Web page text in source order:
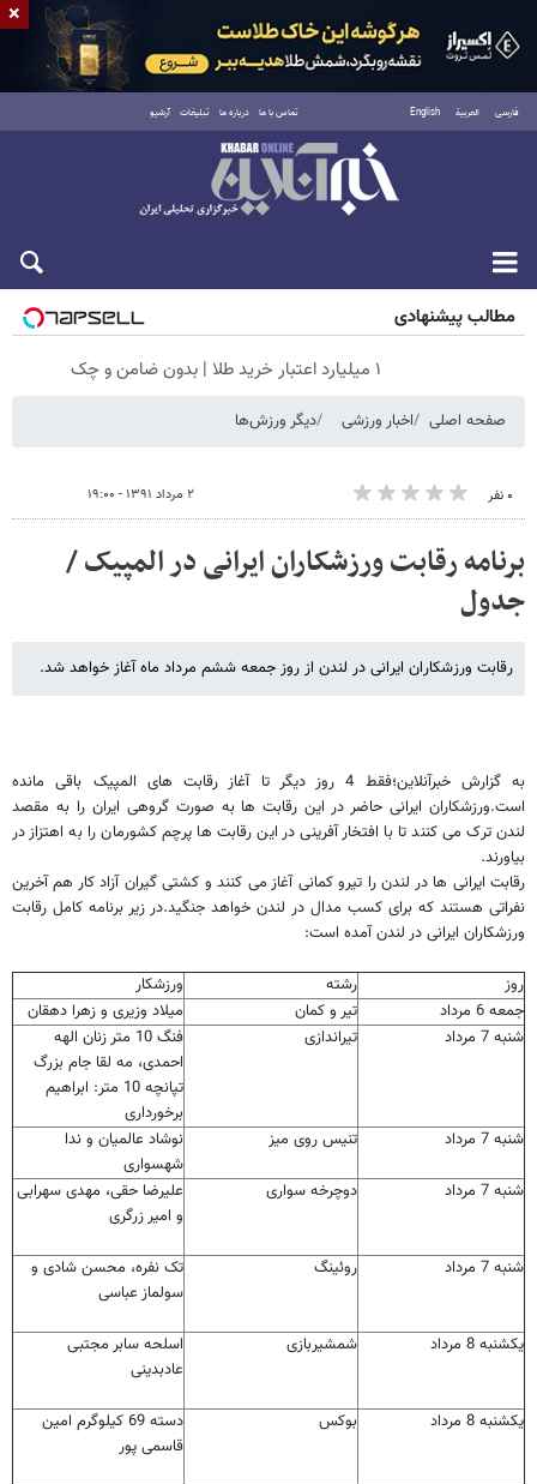
فارسی العربية English تماس با ما درباره ما تبلیغات آرشیو
شنبه ۱۷ مرداد ۱۴۰۵
مطالب پیشنهادی
۱ میلیارد اعتبار خرید طلا | بدون ضامن و چک
صفحه اصلی اخبار ورزشی دیگر ورزش‌ها
۰ نفر ۲ مرداد ۱۳۹۱ - ۱۹:۰۰
برنامه رقابت ورزشکاران ایرانی در المپیک /
جدول
رقابت ورزشکاران ایرانی در لندن از روز جمعه ششم مرداد ماه آغاز خواهد شد.
به گزارش خبرآنلاین؛فقط 4 روز دیگر تا آغاز رقابت های المپیک باقی مانده
است.ورزشکاران ایرانی حاضر در این رقابت ها به صورت گروهی ایران را به مقصد
لندن ترک می کنند تا با افتخار آفرینی در این رقابت ها پرچم کشورمان را به اهتزاز در
بیاورند.
رقابت ایرانی ها در لندن را تیرو کمانی آغاز می کنند و کشتی گیران آزاد کار هم آخرین
نفراتی هستند که برای کسب مدال در لندن خواهد جنگید.در زیر برنامه کامل رقابت
ورزشکاران ایرانی در لندن آمده است:
روز رشته
ورزشکار
جمعه 6 مرداد
تیر و کمان
میلاد وزیری و زهرا دهقان
شنبه 7 مرداد
تیراندازی
فنگ 10 متر زنان الهه
احمدی، مه لقا جام بزرگ
تپانچه 10 متر: ابراهیم
برخورداری
شنبه 7 مرداد
تنیس روی میز
نوشاد عالمیان و ندا
شهسواری
شنبه 7 مرداد
دوچرخه سواری
علیرضا حقی، مهدی سهرابی
و امیر زرگری
شنبه 7 مرداد روئینگ
تک نفره، محسن شادی و
سولماز عباسی
یکشنبه 8 مرداد شمشیربازی
اسلحه سابر مجتبی
عادبدینی
یکشنبه 8 مرداد بوکس
دسته 69 کیلوگرم امین
قاسمی پور
×